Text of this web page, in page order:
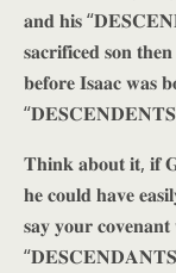
𝐚𝐧𝐝 𝐡𝐢𝐬
𝐬𝐚𝐜𝐫𝐢𝐟𝐢𝐜𝐞𝐝 𝐬𝐨𝐧
𝐛𝐞𝐟𝐨𝐫𝐞 𝐈𝐬𝐚𝐚𝐜 𝐰𝐚𝐬
𝐓𝐡𝐢𝐧𝐤 𝐚𝐛𝐨𝐮𝐭 𝐢𝐭, 𝐢𝐟
𝐡𝐞 𝐜𝐨𝐮𝐥𝐝 𝐡𝐚𝐯𝐞
𝐬𝐚𝐲 𝐲𝐨𝐮𝐫 𝐜𝐨𝐯𝐞𝐧𝐚𝐧𝐭
“𝐃𝐄𝐒𝐂𝐄𝐍𝐃𝐀𝐍𝐓𝐒”?